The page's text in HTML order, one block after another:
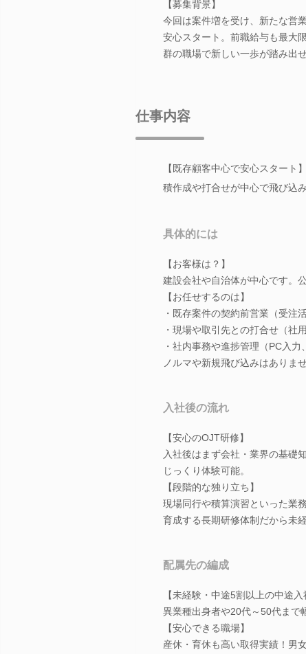
【募集背景】
今回は案件増を受け、新たな営
安心スタート。前職給与も最大
群の職場で新しい一歩が踏み出
仕事内容
【既存顧客中心で安心スタート
積作成や打合せが中心で飛び込
具体的には
【お客様は？】
建設会社や自治体が中心です。
【お任せするのは】
・既存案件の契約前営業（受注
・現場や取引先との打合せ（社
・社内事務や進捗管理（PC入力
ノルマや新規飛び込みはありま
入社後の流れ
【安心のOJT研修】
入社後はまず会社・業界の基礎
じっくり体験可能。
【段階的な独り立ち】
現場同行や積算演習といった業
育成する長期研修体制だから未
配属先の編成
【未経験・中途5割以上の中途入
異業種出身者や20代～50代まで
【安心できる職場】
産休・育休も高い取得実績！男